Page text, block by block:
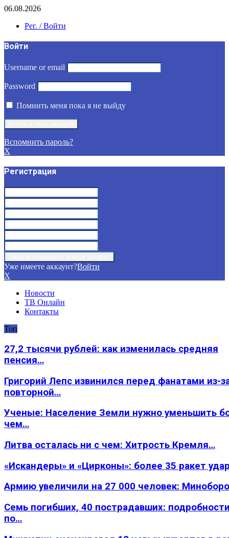
06.08.2026
Рег. / Войти
Войти
Username or email
Password
Помнить меня пока я не выйду
Вспомнить пароль?
X
Регистрация
Уже имеете аккаунт?Войти
X
Новости
ТВ Онлайн
Контакты
Топ
27,2 тысячи рублей: как изменилась средняя
пенсия…
Григорий Лепс извинился перед фанатами из-
повторной…
Ученые: Население Земли нужно уменьшить
чем…
Литва осталась ни с чем: Хитрость Кремля…
«Искандеры» и «Цирконы»: более 35 ракет
Армию увеличили на 27 000 человек:
Семь погибших, 40 пострадавших:
по…